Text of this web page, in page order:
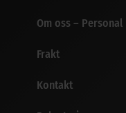
Om oss – Personal
Frakt
Kontakt